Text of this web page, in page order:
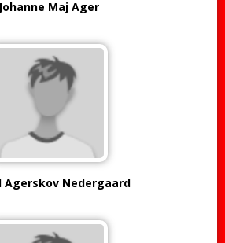
Johanne Maj Ager
Agerskov Nedergaard